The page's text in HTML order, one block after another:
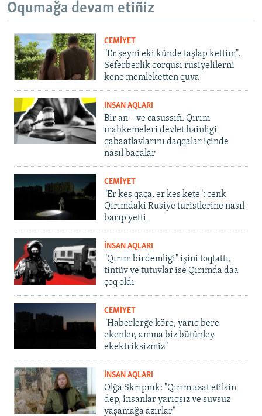
Oqumağa devam etiñiz
CEMİYET
"Er şeyni eki künde taşlap kettim".
Seferberlik qorqusı rusiyelilerni
kene memleketten quva
İNSAN AQLARI
Bir an – ve casussıñ. Qırım
mahkemeleri devlet hainligi
qabaatlavlarını daqqalar içinde
nasıl baqalar
CEMİYET
"Er kes qaça, er kes kete": cenk
Qırımdaki Rusiye turistlerine nasıl
barıp yetti
İNSAN AQLARI
"Qırım birdemligi" işini toqtattı,
tintüv ve tutuvlar ise Qırımda daa
çoq oldı
CEMİYET
"Haberlerge köre, yarıq bere
ekenler, amma biz bütünley
ekektriksizmiz"
İNSAN AQLARI
Olğa Skrıpnık: "Qırım azat etilsin
dep, insanlar yarıqsız ve suvsuz
yaşamağa azırlar"